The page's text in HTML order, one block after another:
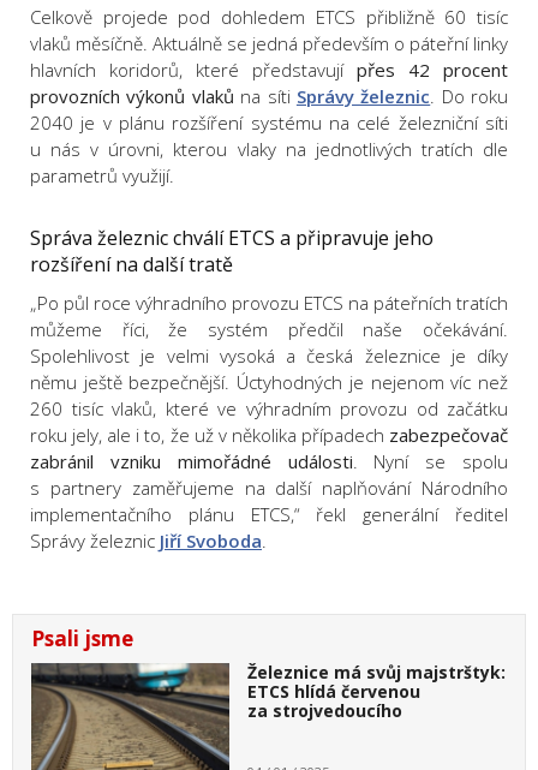
Celkově projede pod dohledem ETCS přibližně 60 tisíc
vlaků měsíčně. Aktuálně se jedná především o páteřní linky
hlavních koridorů, které představujípřes 42 procent
provozních výkonů vlaků na síti Správy železnic. Do roku
2040 je v plánu rozšíření systému na celé železniční síti
u nás v úrovni, kterou vlaky na jednotlivých tratích dle
parametrů využijí.
Správa železnic chválí ETCS a připravuje jeho
rozšíření na další tratě
„Po půl roce výhradního provozu ETCS na páteřních tratích
můžeme říci, že systém předčil naše očekávání.
Spolehlivost je velmi vysoká a česká železnice je díky
němu ještě bezpečnější. Úctyhodných je nejenom víc než
260 tisíc vlaků, které ve výhradním provozu od začátku
roku jely, ale i to, že už v několika případech zabezpečovač
zabránil vzniku mimořádné události. Nyní se spolu
s partnery zaměřujeme na další naplňování Národního
implementačního plánu ETCS,“ řekl generální ředitel
Správy železnic Jiří Svoboda.
Psali jsme
Železnice má svůj majstrštyk:
ETCS hlídá červenou
za strojvedoucího